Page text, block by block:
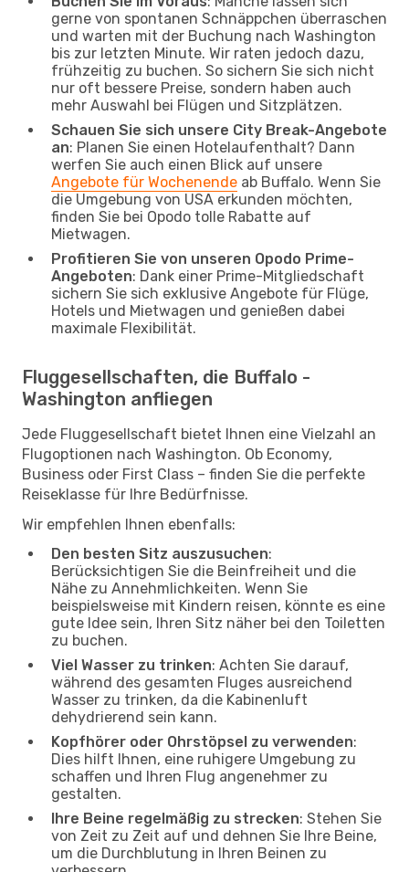
gerne von spontanen Schnäppchen überraschen
und warten mit der Buchung nach Washington
bis zur letzten Minute. Wir raten jedoch dazu,
frühzeitig zu buchen. So sichern Sie sich nicht
nur oft bessere Preise, sondern haben auch
mehr Auswahl bei Flügen und Sitzplätzen.
Schauen Sie sich unsere City Break-Angebote
an: Planen Sie einen Hotelaufenthalt? Dann
werfen Sie auch einen Blick auf unsere
Angebote für Wochenende ab Buffalo. Wenn Sie
die Umgebung von USA erkunden möchten,
finden Sie bei Opodo tolle Rabatte auf
Mietwagen.
Profitieren Sie von unseren Opodo Prime-
Angeboten: Dank einer Prime-Mitgliedschaft
sichern Sie sich exklusive Angebote für Flüge,
Hotels und Mietwagen und genießen dabei
maximale Flexibilität.
Fluggesellschaften, die Buffalo -
Washington anfliegen
Jede Fluggesellschaft bietet Ihnen eine Vielzahl an
Flugoptionen nach Washington. Ob Economy,
Business oder First Class – finden Sie die perfekte
Reiseklasse für Ihre Bedürfnisse.
Wir empfehlen Ihnen ebenfalls:
Den besten Sitz auszusuchen:
Berücksichtigen Sie die Beinfreiheit und die
Nähe zu Annehmlichkeiten. Wenn Sie
beispielsweise mit Kindern reisen, könnte es eine
gute Idee sein, Ihren Sitz näher bei den Toiletten
zu buchen.
Viel Wasser zu trinken: Achten Sie darauf,
während des gesamten Fluges ausreichend
Wasser zu trinken, da die Kabinenluft
dehydrierend sein kann.
Kopfhörer oder Ohrstöpsel zu verwenden:
Dies hilft Ihnen, eine ruhigere Umgebung zu
schaffen und Ihren Flug angenehmer zu
gestalten.
Ihre Beine regelmäßig zu strecken: Stehen Sie
von Zeit zu Zeit auf und dehnen Sie Ihre Beine,
um die Durchblutung in Ihren Beinen zu